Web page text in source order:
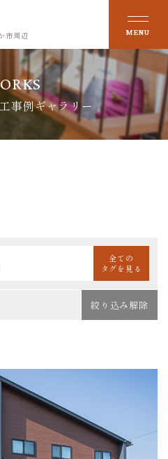
市周辺
事例ギャラリー
全ての
タグを見る
アクセントクロス
インダストリアル
ルモダンスタイル
イル
テレワークスペース
#バリアフリー
絞り込み解除